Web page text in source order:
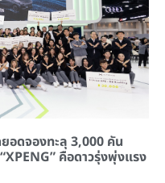
อดจองทะลุ 3,000 คัน
คือดาวรุ่งพุ่งแรง